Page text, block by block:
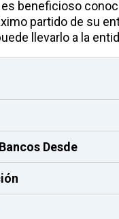
es beneficioso
partido de su
llevarlo a la
Desde